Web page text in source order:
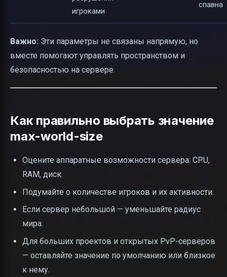
игроками
спавна
Важно: Эти параметры не связаны напрямую, но
вместе помогают управлять пространством и
безопасностью на сервере.
Как правильно выбрать значение
max-world-size
Оцените аппаратные возможности сервера: CPU,
RAM, диск.
Подумайте о количестве игроков и их активности.
Если сервер небольшой — уменьшайте радиус
мира.
Для больших проектов и открытых PvP-серверов
— оставляйте значение по умолчанию или близкое
к нему.